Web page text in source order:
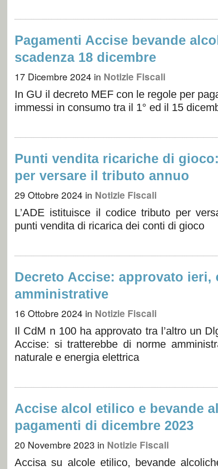
Pagamenti Accise bevande
scadenza 18 dicembre
17 Dicembre 2024 in Notizie Fiscali
In GU il decreto MEF con le regole per
immessi in consumo tra il 1° ed il 15
Punti vendita ricariche di
per versare il tributo annuo
29 Ottobre 2024 in Notizie Fiscali
L’ADE istituisce il codice tributo per
punti vendita di ricarica dei conti di gioco
Decreto Accise: approvato ieri,
amministrative
16 Ottobre 2024 in Notizie Fiscali
Il CdM n 100 ha approvato tra l’altro un
Accise: si tratterebbe di norme
naturale e energia elettrica
Accise alcol etilico e bevande
pagamenti di dicembre 2023
20 Novembre 2023 in Notizie Fiscali
Accisa su alcole etilico, bevande